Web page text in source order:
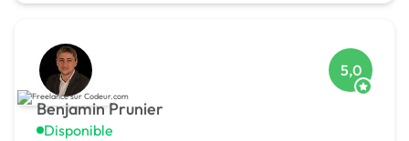
Benjamin Prunier
Disponible
5,0